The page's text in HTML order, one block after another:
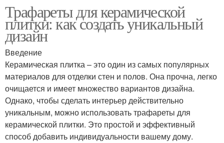
Трафареты для керамической
плитки: как создать уникальный
дизайн
Введение
Керамическая плитка – это один из самых популярных
материалов для отделки стен и полов. Она прочна, легко
очищается и имеет множество вариантов дизайна.
Однако, чтобы сделать интерьер действительно
уникальным, можно использовать трафареты для
керамической плитки. Это простой и эффективный
способ добавить индивидуальности вашему дому.